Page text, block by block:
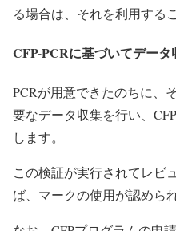
る場合は、それを利用する
CFP-PCRに基づいてデー
PCRが用意できたのちに、
要なデータ収集を行い、
します。
この検証が実行されてレビ
ば、マークの使用が認めら